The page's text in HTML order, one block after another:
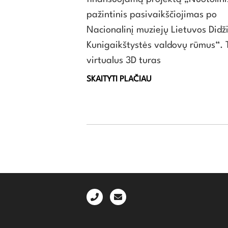
pažintinis pasivaikščiojimas po
Nacionalinį muziejų Lietuvos
Kunigaikštystės valdovų rūmus“.
virtualus 3D turas
SKAITYTI PLAČIAU